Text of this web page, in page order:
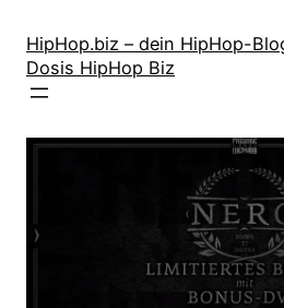
Inhalt
springen
HipHop.biz – dein HipHop-
Dosis HipHop Biz